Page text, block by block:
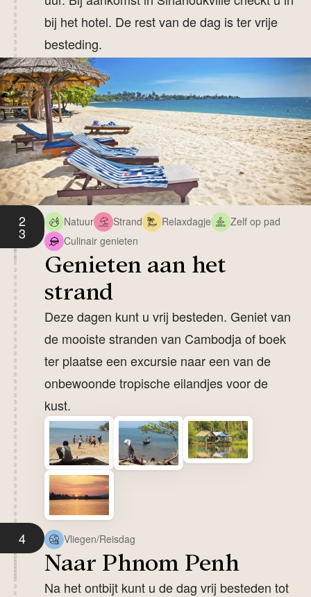
bij het hotel. De rest van de dag is ter vrije
besteding.
2
3
Natuur Strand Relaxdagje
Zelf op pad
Culinair genieten
Genieten aan het
strand
Deze dagen kunt u vrij besteden. Geniet van
de mooiste stranden van Cambodja of boek
ter plaatse een excursie naar een van de
onbewoonde tropische eilandjes voor de
kust.
4 Vliegen/Reisdag
Naar Phnom Penh
Na het ontbijt kunt u de dag vrij besteden tot